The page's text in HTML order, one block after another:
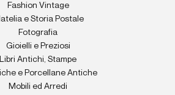
Fashion Vintage
e Storia Postale
Fotografia
Gioielli e Preziosi
Libri Antichi, Stampe
e Porcellane Antiche
Mobili ed Arredi